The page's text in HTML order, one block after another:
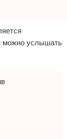
можно услышать